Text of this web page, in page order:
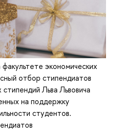
экономических
отбор стипендиатов
Льва Львовича
на поддержку
студентов.